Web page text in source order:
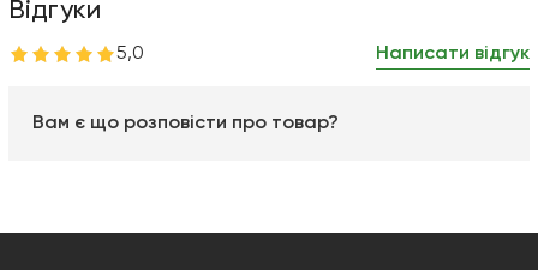
Відгуки
5,0 Написати відгук
Вам є що розповісти про товар?